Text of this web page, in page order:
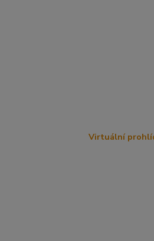
Virtuální